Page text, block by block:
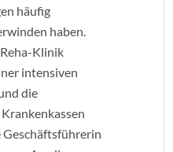
häufig
haben.
Klinik
intensiven
die